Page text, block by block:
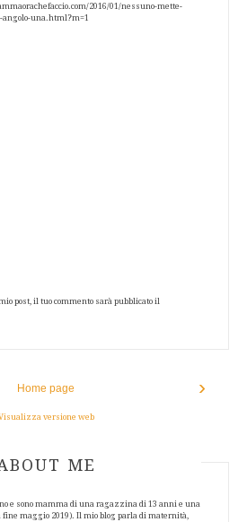
2016/01/nessuno-mette-
una.html?m=1
post, il tuo commento sarà pubblicato il
›
Home page
versione web
AUTHOR
ME
e sono mamma di una ragazzina di 13 anni e una
fine maggio 2019). Il mio blog parla di maternità,